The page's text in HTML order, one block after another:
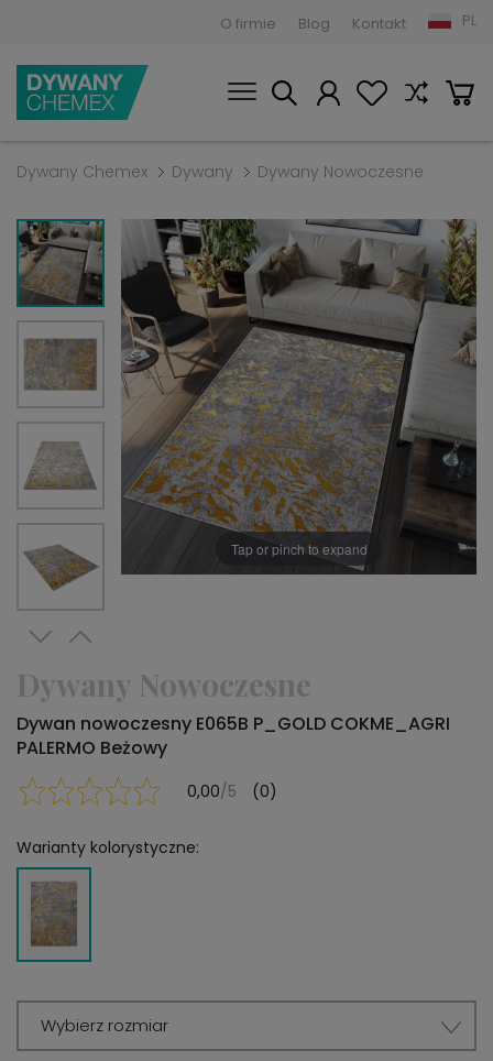
O firmie Blog Kontakt PL
Dywany Chemex Dywany Dywany Nowoczesne
Tap or pinch to expand
Dywany Nowoczesne
Dywan nowoczesny E065B P_GOLD COKME_AGRI
PALERMO Beżowy
0,00/5 (0)
Warianty kolorystyczne:
Wybierz rozmiar